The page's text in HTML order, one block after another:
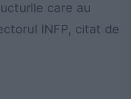
care au
INFP, citat de